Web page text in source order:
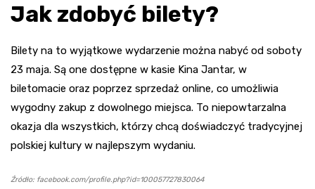
Jak zdobyć bilety?
Bilety na to wyjątkowe wydarzenie można nabyć od soboty
23 maja. Są one dostępne w kasie Kina Jantar, w
biletomacie oraz poprzez sprzedaż online, co umożliwia
wygodny zakup z dowolnego miejsca. To niepowtarzalna
okazja dla wszystkich, którzy chcą doświadczyć tradycyjnej
polskiej kultury w najlepszym wydaniu.
Źródło: facebook.com/profile.php?id=100057727830064